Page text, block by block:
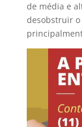
de média e
desobstruir